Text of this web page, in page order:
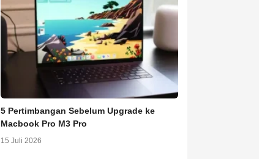
5 Pertimbangan Sebelum Upgrade ke
Macbook Pro M3 Pro
15 Juli 2026